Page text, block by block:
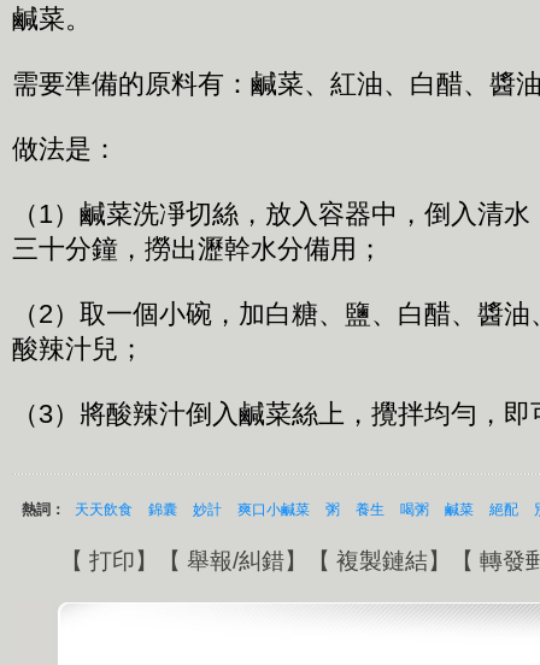
鹹菜。
需要準備的原料有：鹹菜、紅油、白醋、醬
做法是：
（1）鹹菜洗凈切絲，放入容器中，倒入清
三十分鐘，撈出瀝幹水分備用；
（2）取一個小碗，加白糖、鹽、白醋、醬
酸辣汁兒；
（3）將酸辣汁倒入鹹菜絲上，攪拌均勻，即
熱詞： 天天飲食 錦囊 妙計 爽口小鹹菜 粥 養生 喝粥 鹹菜 絕配
【 打印】【 舉報/糾錯】【 複製鏈結】【 轉發